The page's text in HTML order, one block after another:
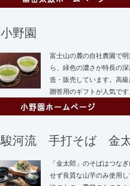
小野園
富士山の麓の自社農園で
ら、緑色の濃さが特長の
造・販売しています。高
贈答用のギフトが人気です
駿河流 手打そば 金
「金太郎」のそばはつな
せず良質な山芋のみ使用し